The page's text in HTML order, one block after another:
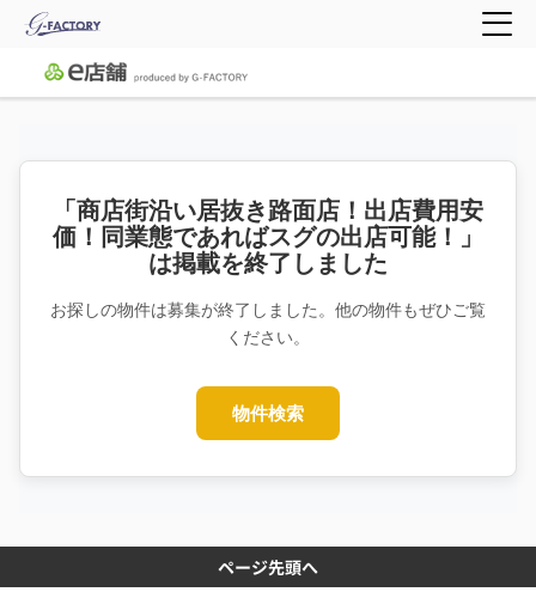
「商店街沿い居抜き路面店！出店費用安
価！同業態であればスグの出店可能！」
は掲載を終了しました
お探しの物件は募集が終了しました。他の物件もぜひご覧
ください。
物件検索
ページ先頭へ